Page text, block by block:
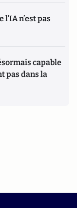
n’est pas
capable
pas dans la